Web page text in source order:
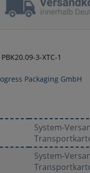
PBK20.09-3-XTC-1
Packaging GmbH
System-
System-